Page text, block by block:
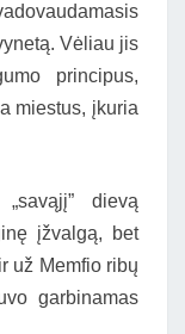
Vėliau jis
principus,
miestus, įkuria
dievą
įžvalgą, bet
už Memfio ribų
garbinamas